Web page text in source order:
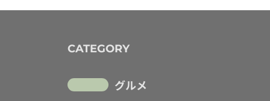
CATEGORY
グルメ